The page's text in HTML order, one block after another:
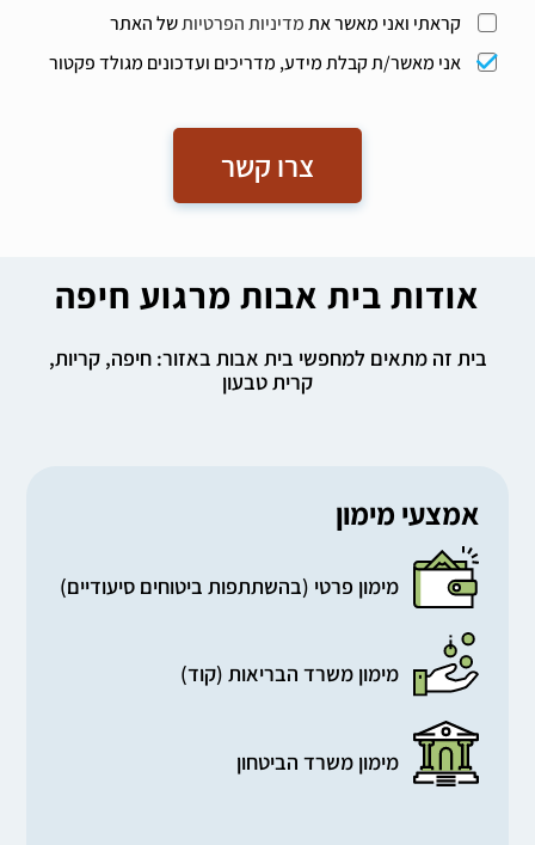
קראתי ואני מאשר אתמדיניות הפרטיותשל האתר
אני מאשר/ת קבלת מידע, מדריכים ועדכונים מגולד פקטור
צרו קשר
אודות בית אבות מרגוע חיפה
בית זה מתאים למחפשי בית אבות באזור: חיפה, קריות,
קרית טבעון
אמצעי מימון
מימון פרטי (בהשתתפות ביטוחים סיעודיים)
מימון משרד הבריאות (קוד)
מימון משרד הביטחון